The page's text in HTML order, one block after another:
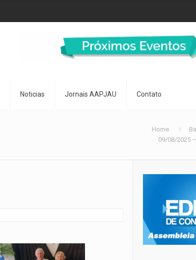
Noticias Jornais AAPJAU Contato
Home
09/08/2025 –